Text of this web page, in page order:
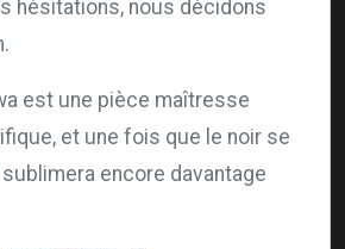
hésitations, nous décidons
est une pièce maîtresse
et une fois que le noir se
encore davantage